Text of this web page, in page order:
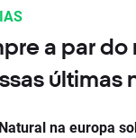
a par
últimas
na europa